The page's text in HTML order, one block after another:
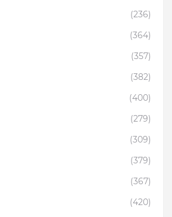
(236)
(364)
(357)
(382)
(400)
(279)
(309)
(379)
(367)
(420)